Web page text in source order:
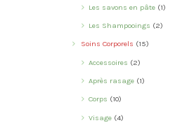
Les savons en pâte (1)
Les Shampooings (2)
Soins Corporels (15)
Accessoires (2)
Après rasage (1)
Corps (10)
Visage (4)